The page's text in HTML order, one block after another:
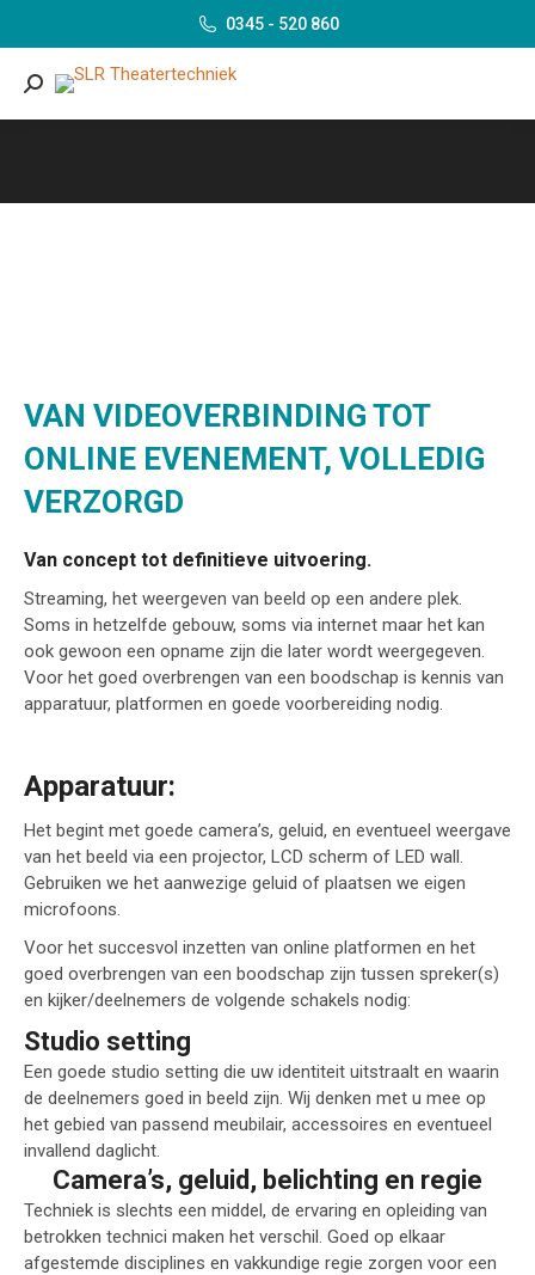
0345 - 520 860
Search:
VAN VIDEOVERBINDING TOT
ONLINE EVENEMENT, VOLLEDIG
VERZORGD
Van concept tot definitieve uitvoering.
Streaming, het weergeven van beeld op een andere plek.
Soms in hetzelfde gebouw, soms via internet maar het kan
ook gewoon een opname zijn die later wordt weergegeven.
Voor het goed overbrengen van een boodschap is kennis van
apparatuur, platformen en goede voorbereiding nodig.
Apparatuur:
Het begint met goede camera’s, geluid, en eventueel weergave
van het beeld via een projector, LCD scherm of LED wall.
Gebruiken we het aanwezige geluid of plaatsen we eigen
microfoons.
Voor het succesvol inzetten van online platformen en het
goed overbrengen van een boodschap zijn tussen spreker(s)
en kijker/deelnemers de volgende schakels nodig:
Studio setting
Een goede studio setting die uw identiteit uitstraalt en waarin
de deelnemers goed in beeld zijn. Wij denken met u mee op
het gebied van passend meubilair, accessoires en eventueel
invallend daglicht.
Camera’s, geluid, belichting en regie
Techniek is slechts een middel, de ervaring en opleiding van
betrokken technici maken het verschil. Goed op elkaar
afgestemde disciplines en vakkundige regie zorgen voor een